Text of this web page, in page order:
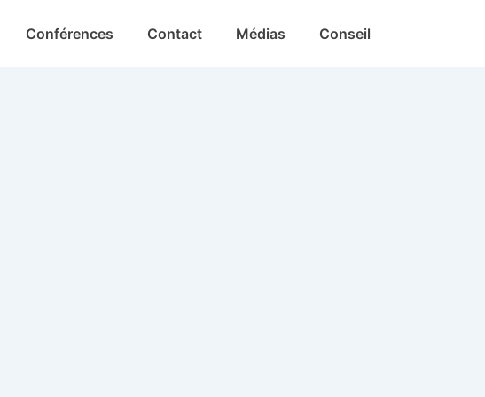
Conférences Contact Médias Conseil